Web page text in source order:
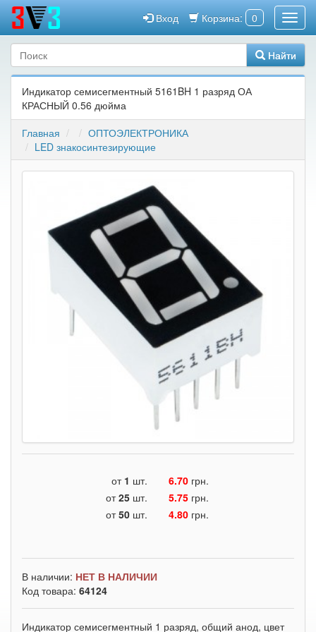
Корзина: 0
Вход
Найти
Индикатор семисегментный 5161BH 1 разряд ОА
КРАСНЫЙ 0.56 дюйма
Главная
ОПТОЭЛЕКТРОНИКА
LED знакосинтезирующие
от 1 шт. 6.70 грн.
от25 шт. 5.75 грн.
от50 шт. 4.80 грн.
В наличии: НЕТ В НАЛИЧИИ
Код товара: 64124
Индикатор семисегментный 1 разряд, общий анод, цвет